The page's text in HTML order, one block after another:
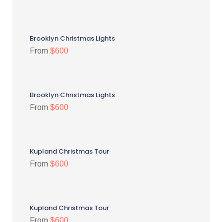
Brooklyn Christmas Lights
From $600
Brooklyn Christmas Lights
From $600
Kupland Christmas Tour
From $600
Kupland Christmas Tour
From $600